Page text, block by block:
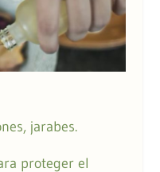
jarabes.
proteger el